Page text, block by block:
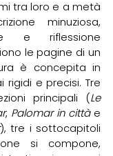
tra loro e a metà
minuziosa,
e riflessione
le pagine di un
è concepita in
e precisi. Tre
principali (Le
, Palomar in città
), tre i sottocapitoli
si compone,